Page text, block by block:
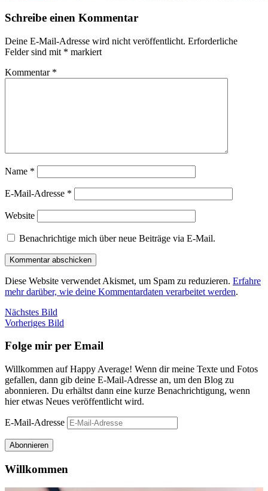
Schreibe einen Kommentar
Deine E-Mail-Adresse wird nicht veröffentlicht. Erforderliche
Felder sind mit * markiert
Kommentar *
Name *
E-Mail-Adresse *
Website
Benachrichtige mich über neue Beiträge via E-Mail.
Diese Website verwendet Akismet, um Spam zu reduzieren. Erfahre
mehr darüber, wie deine Kommentardaten verarbeitet werden.
Nächstes Bild
Vorheriges Bild
Folge mir per Email
Willkommen auf Happy Average! Wenn dir meine Texte und Fotos
gefallen, dann gib deine E-Mail-Adresse an, um den Blog zu
abonnieren. Du erhältst dann eine kurze Benachrichtigung, wenn
hier etwas Neues veröffentlicht wird.
E-Mail-Adresse
Abonnieren
Willkommen